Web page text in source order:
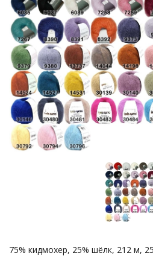
75% кидмохер, 25% шёлк, 212 м,